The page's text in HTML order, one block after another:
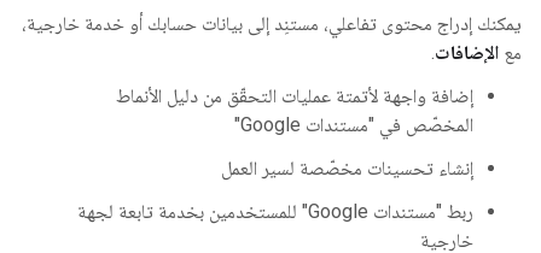
يمكنك إدراج محتوى تفاعلي، مستنِد إلى بيانات حسابك أو خدمة خارجية،
مع الإضافات.
إضافة واجهة لأتمتة عمليات التحقّق من دليل الأنماط
المخصّص في "مستندات Google"
إنشاء تحسينات مخصّصة لسير العمل
ربط "مستندات Google" للمستخدمين بخدمة تابعة لجهة
خارجية